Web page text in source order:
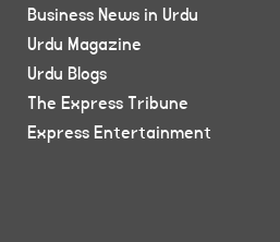
Business News in Urdu
Urdu Magazine
Urdu Blogs
The Express Tribune
Express Entertainment